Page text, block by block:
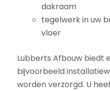
dakraam
tegelwerk in uw
vloer
Lubberts Afbouw biedt
bijvoorbeeld
worden verzorgd. U